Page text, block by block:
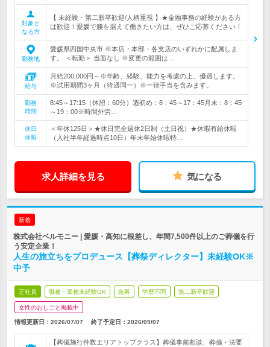
対象と
なる方
【 未経験・第二新卒歓迎/人柄重視 】★金融事務の経験がある方
は歓迎！愛媛で腰を据えて働きたい方は、ぜひご応募ください！
勤務地
愛媛県四国中央市 ※本店・本部・各支店のいずれかに配属しま
す。 ＜転勤＞ 当面なし ※変更の範囲は…
給与
月給200,000円～※年齢、経験、能力を考慮の上、優遇します。
※試用期間3ヶ月（待遇同一）※一律手当を含みます。
勤務
時間
8:45～17:15（休憩：60分）週初め：8：45～17：45月末：8：45
～19：00※時間外労…
休日
休暇
＜年休125日＞★休日完全週休2日制（土日祝）★休暇有給休暇
（入社半年経過時点10日）年末年始休暇特…
求人詳細を見る 気になる
新着
株式会社ベルモニー | 愛媛・高知に根差し、年間7,500件以上のご葬儀を行
う安定企業！
人生の旅立ちをプロデュース【葬祭ディレクター】未経験OK※
中予
正社員 職種・業種未経験OK 急募 学歴不問 第二新卒歓迎
女性のおしごと掲載中
情報更新日：2026/07/07 終了予定日： 2026/09/07
【葬儀施行件数エリアトップクラス】葬儀事前相談、葬儀・法要